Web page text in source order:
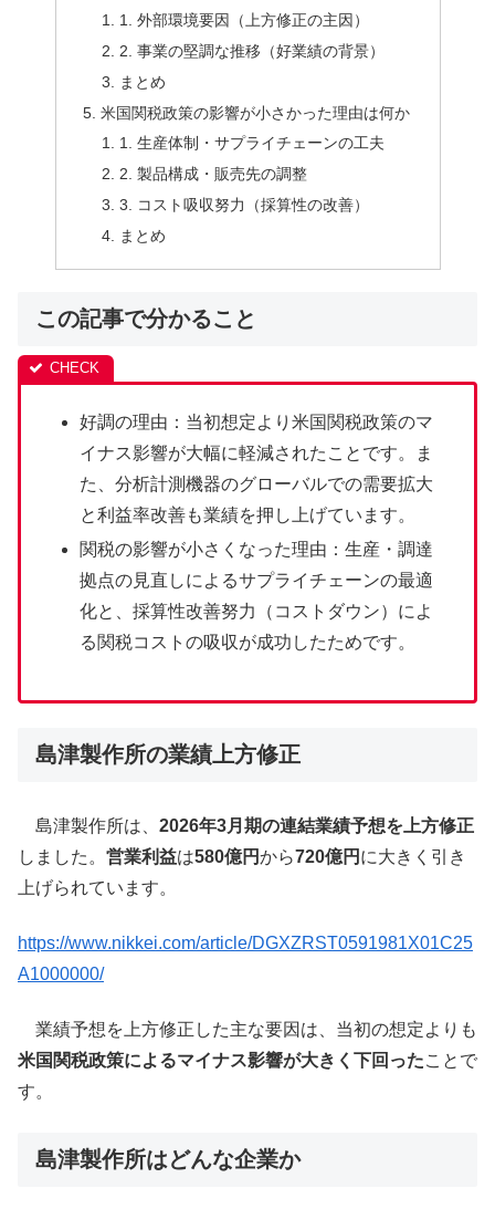
1. 外部環境要因（上方修正の主因）
2. 事業の堅調な推移（好業績の背景）
まとめ
米国関税政策の影響が小さかった理由は何か
1. 生産体制・サプライチェーンの工夫
2. 製品構成・販売先の調整
3. コスト吸収努力（採算性の改善）
まとめ
この記事で分かること
好調の理由：当初想定より米国関税政策のマ
イナス影響が大幅に軽減されたことです。ま
た、分析計測機器のグローバルでの需要拡大
と利益率改善も業績を押し上げています。
関税の影響が小さくなった理由：生産・調達
拠点の見直しによるサプライチェーンの最適
化と、採算性改善努力（コストダウン）によ
る関税コストの吸収が成功したためです。
島津製作所の業績上方修正
島津製作所は、 2026年3月期の連結業績予想を上方修正
しました。 営業利益は580億円から720億円 に大きく引き
上げられています。
https://www.nikkei.com/article/DGXZRST0591981X01C25
A1000000/
業績予想を上方修正した主な要因は、当初の想定よりも
米国関税政策によるマイナス影響が大きく下回ったことで
す。
島津製作所はどんな企業か